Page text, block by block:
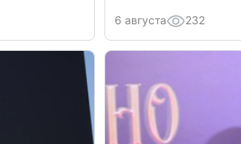
6 августа 232